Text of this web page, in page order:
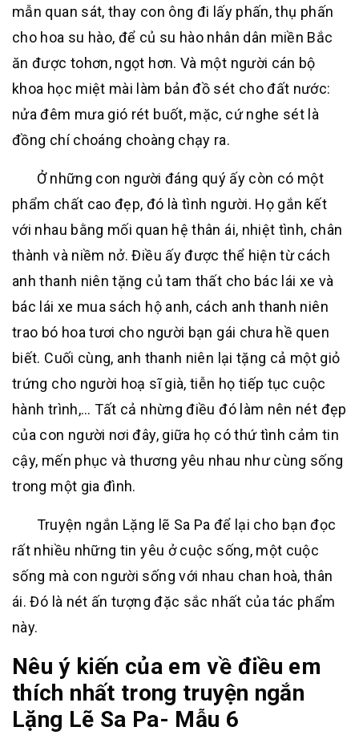
mẫn quan sát, thay con ông đi lấy phấn, thụ phấn
cho hoa su hào, để củ su hào nhân dân miền Bắc
ăn được tohơn, ngọt hơn. Và một người cán bộ
khoa học miệt mài làm bản đồ sét cho đất nước:
nửa đêm mưa gió rét buốt, mặc, cứ nghe sét là
đồng chí choáng choàng chạy ra.
Ở những con người đáng quý ấy còn có một
phẩm chất cao đẹp, đó là tình người. Họ gắn kết
với nhau bằng mối quan hệ thân ái, nhiệt tình, chân
thành và niềm nở. Điều ấy được thể hiện từ cách
anh thanh niên tặng củ tam thất cho bác lái xe và
bác lái xe mua sách hộ anh, cách anh thanh niên
trao bó hoa tươi cho người bạn gái chưa hề quen
biết. Cuối cùng, anh thanh niên lại tặng cả một giỏ
trứng cho người hoạ sĩ già, tiễn họ tiếp tục cuộc
hành trình,… Tất cả nhừng điều đó làm nên nét đẹp
của con người nơi đây, giữa họ có thứ tình cảm tin
cậy, mến phục và thương yêu nhau như cùng sống
trong một gia đình.
Truyện ngắn Lặng lẽ Sa Pa để lại cho bạn đọc
rất nhiều những tin yêu ở cuộc sống, một cuộc
sống mà con người sống với nhau chan hoà, thân
ái. Đó là nét ấn tượng đặc sắc nhất của tác phẩm
này.
Nêu ý kiến của em về điều em
thích nhất trong truyện ngắn
Lặng Lẽ Sa Pa- Mẫu 6